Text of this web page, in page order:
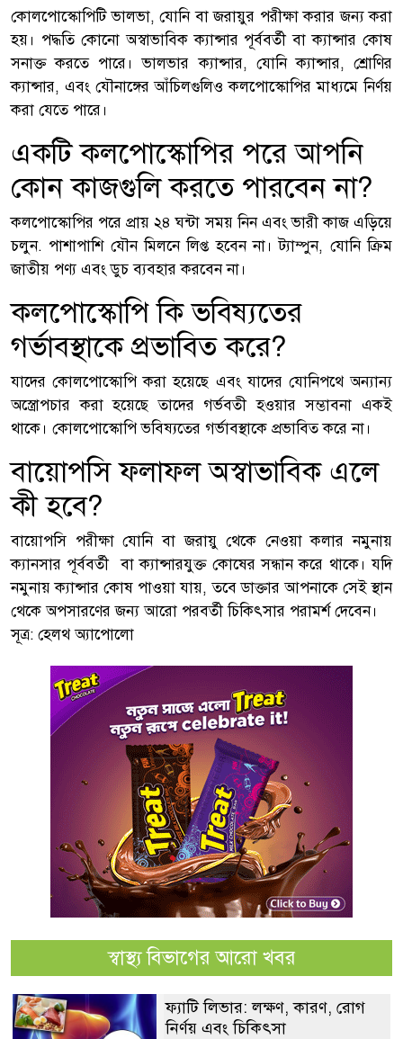
কোলপোস্কোপিটি ভালভা, যোনি বা জরায়ুর পরীক্ষা করার জন্য করা
হয়। পদ্ধতি কোনো অস্বাভাবিক ক্যান্সার পূর্ববর্তী বা ক্যান্সার কোষ
সনাক্ত করতে পারে। ভালভার ক্যান্সার, যোনি ক্যান্সার, শ্রোণির
ক্যান্সার, এবং যৌনাঙ্গের আঁচিলগুলিও কলপোস্কোপির মাধ্যমে নির্ণয়
করা যেতে পারে।
একটি কলপোস্কোপির পরে আপনি
কোন কাজগুলি করতে পারবেন না?
কলপোস্কোপির পরে প্রায় ২৪ ঘন্টা সময় নিন এবং ভারী কাজ এড়িয়ে
চলুন. পাশাপাশি যৌন মিলনে লিপ্ত হবেন না। ট্যাম্পুন, যোনি ক্রিম
জাতীয় পণ্য এবং ডুচ ব্যবহার করবেন না।
কলপোস্কোপি কি ভবিষ্যতের
গর্ভাবস্থাকে প্রভাবিত করে?
যাদের কোলপোস্কোপি করা হয়েছে এবং যাদের যোনিপথে অন্যান্য
অস্ত্রোপচার করা হয়েছে তাদের গর্ভবতী হওয়ার সম্ভাবনা একই
থাকে। কোলপোস্কোপি ভবিষ্যতের গর্ভাবস্থাকে প্রভাবিত করে না।
বায়োপসি ফলাফল অস্বাভাবিক এলে
কী হবে?
বায়োপসি পরীক্ষা যোনি বা জরায়ু থেকে নেওয়া কলার নমুনায়
ক্যানসার পূর্ববর্তী বা ক্যান্সারযুক্ত কোষের সন্ধান করে থাকে। যদি
নমুনায় ক্যান্সার কোষ পাওয়া যায়, তবে ডাক্তার আপনাকে সেই স্থান
থেকে অপসারণের জন্য আরো পরবর্তী চিকিৎসার পরামর্শ দেবেন।
সূত্র: হেলথ অ্যাপোলো
স্বাস্থ্য বিভাগের আরো খবর
ফ্যাটি লিভার: লক্ষণ, কারণ, রোগ
নির্ণয় এবং চিকিৎসা